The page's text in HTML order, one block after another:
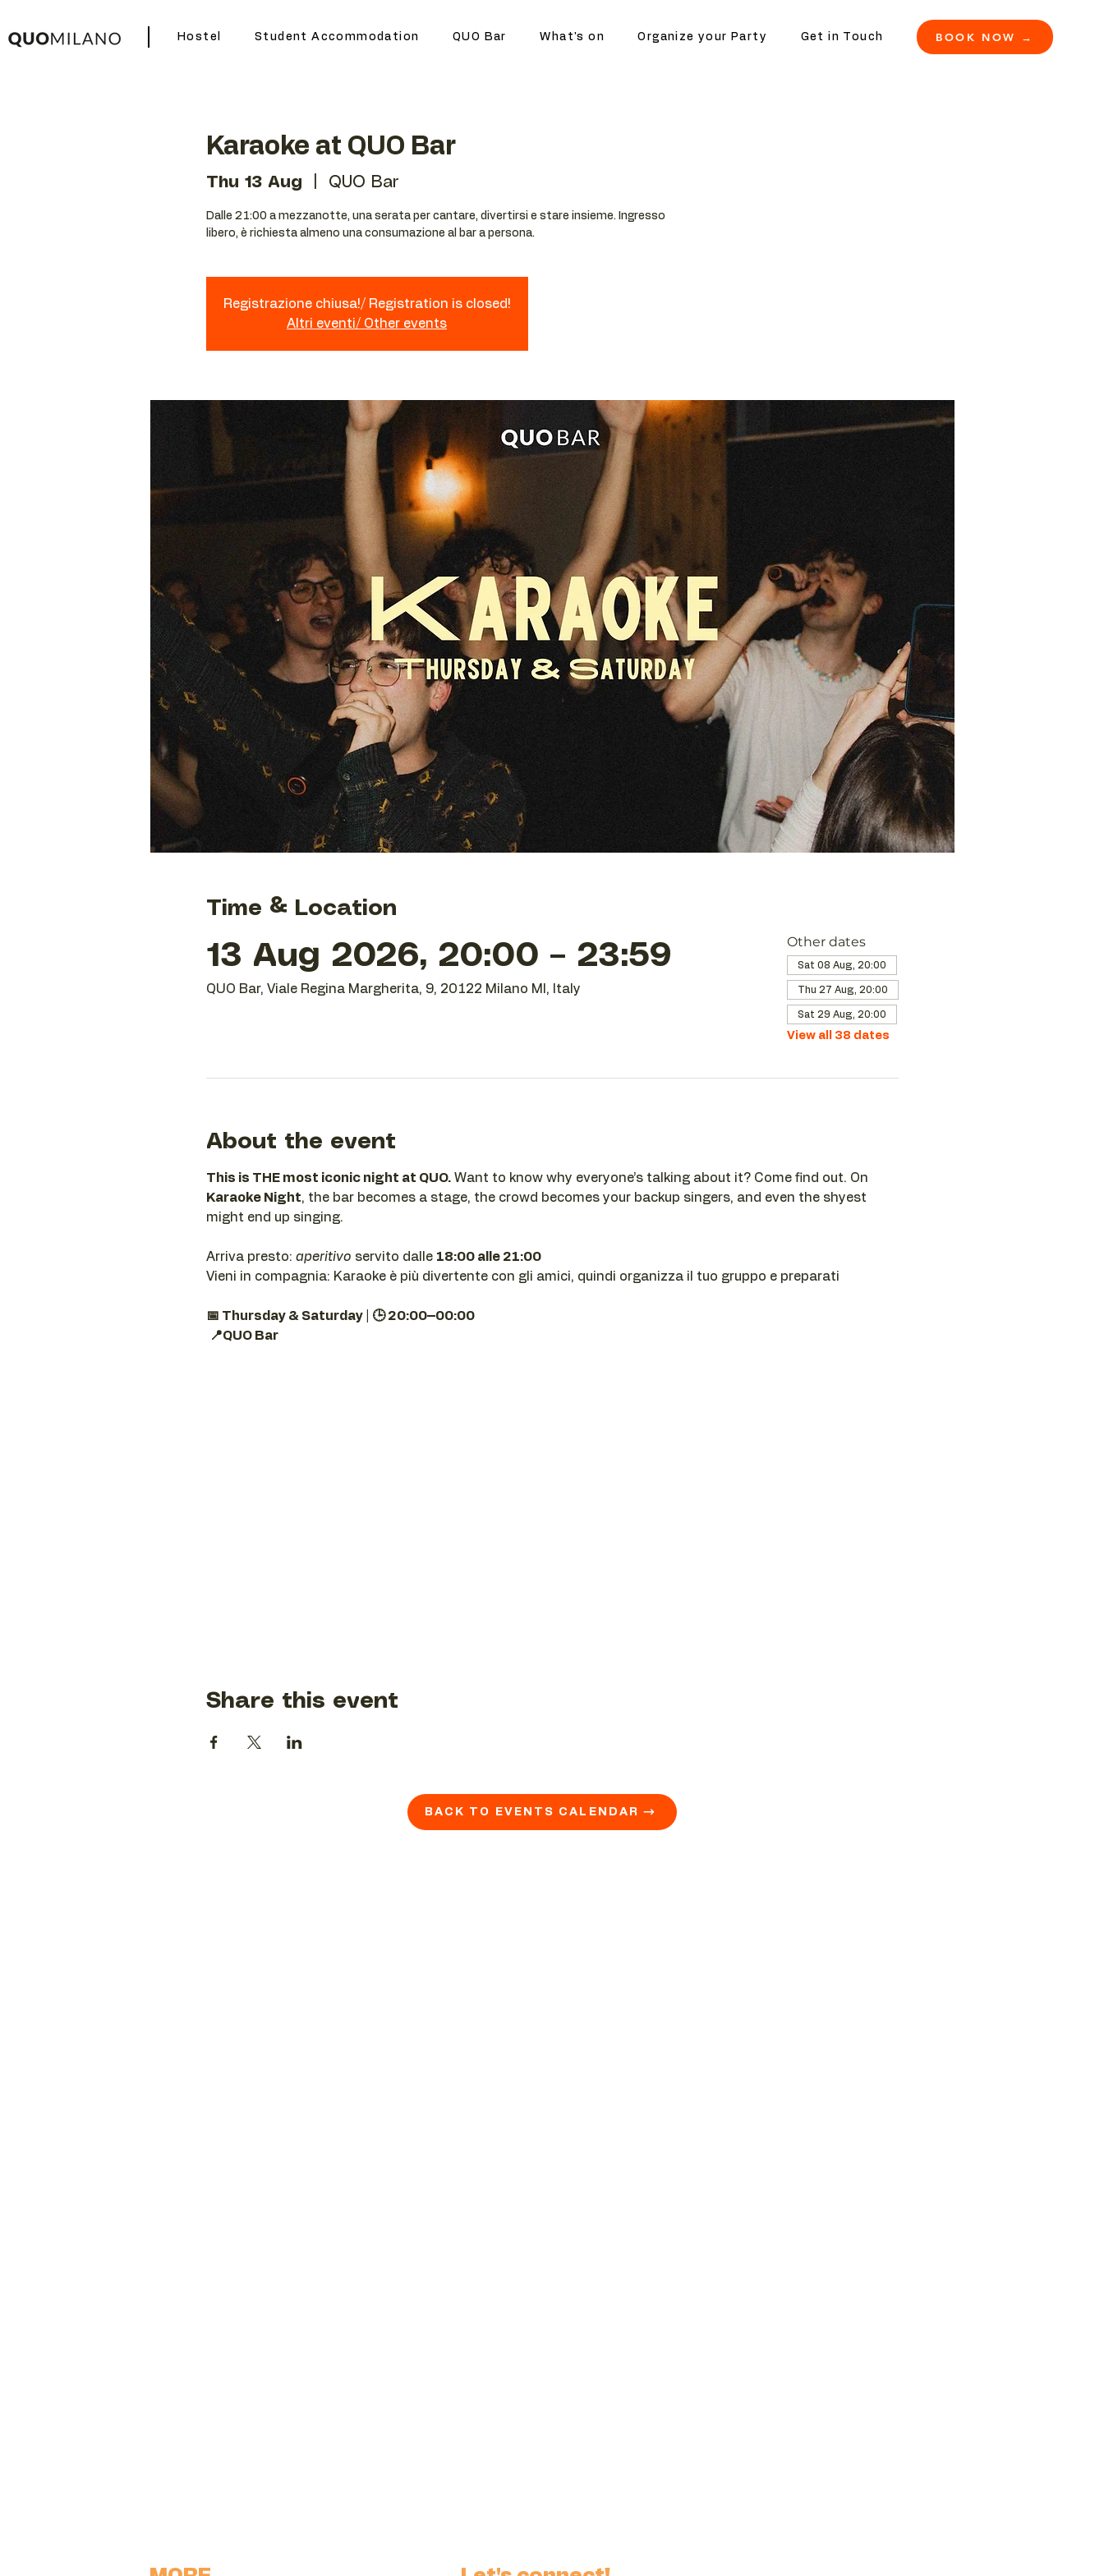
Hostel Student Accommodation QUO Bar What's on Organize your Party Get in Touch BOOK NOW →
Karaoke at QUO Bar
Thu 13 Aug QUO Bar
Dalle 21:00 a mezzanotte, una serata per cantare, divertirsi e stare insieme. Ingresso
libero, è richiesta almeno una consumazione al bar a persona.
Registrazione chiusa!/ Registration is closed!
Altri eventi/ Other events
Time & Location
13 Aug 2026, 20:00 – 23:59
QUO Bar, Viale Regina Margherita, 9, 20122 Milano MI, Italy
Other dates
Sat 08 Aug, 20:00
Thu 27 Aug, 20:00
Sat 29 Aug, 20:00
View all 38 dates
About the event
This is THE most iconic night at QUO. Want to know why everyone’s talking about it? Come find out. On
Karaoke Night, the bar becomes a stage, the crowd becomes your backup singers, and even the shyest
might end up singing.
Arriva presto: aperitivo servito dalle 18:00 alle 21:00
Vieni in compagnia: Karaoke è più divertente con gli amici, quindi organizza il tuo gruppo e preparati
📅 Thursday & Saturday | 🕒 20:00–00:00
📍QUO Bar
Share this event
BACK TO EVENTS CALENDAR →